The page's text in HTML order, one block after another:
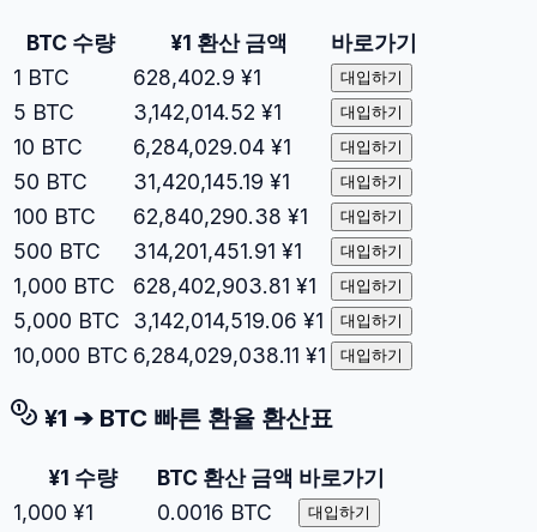
BTC 수량 ¥1 환산 금액
바로가기
1 BTC 628,402.9 ¥1 대입하기
5 BTC 3,142,014.52 ¥1 대입하기
10 BTC 6,284,029.04 ¥1 대입하기
50 BTC 31,420,145.19 ¥1 대입하기
100 BTC 62,840,290.38 ¥1 대입하기
500 BTC 314,201,451.91 ¥1 대입하기
1,000 BTC 628,402,903.81 ¥1 대입하기
5,000 BTC 3,142,014,519.06 ¥1 대입하기
10,000 BTC 6,284,029,038.11 ¥1 대입하기
¥1 ➔ BTC 빠른 환율 환산표
¥1 수량 BTC 환산 금액 바로가기
1,000 ¥1 0.0016 BTC 대입하기